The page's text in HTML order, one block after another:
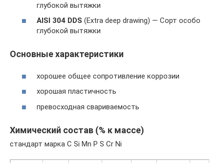
глубокой вытяжки
AISI 304 DDS (Extra deep drawing) — Сорт особо
глубокой вытяжки
Основные характеристики
хорошее общее сопротивление коррозии
хорошая пластичность
превосходная свариваемость
Химический состав (% к массе)
стандарт марка C Si Mn P S Cr Ni